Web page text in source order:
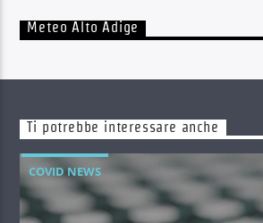
Meteo Alto Adige
Ti potrebbe interessare anche
COVID NEWS